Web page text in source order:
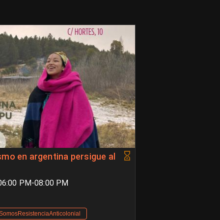
en argentina persigue al
PM-08:00 PM